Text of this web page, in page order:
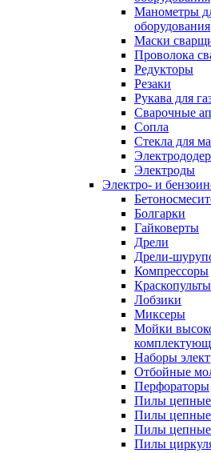
Манометры
оборудования
Маски
Проволока
Редукторы
Резаки
Рукава для
Сварочные
Сопла
Стекла для
Электроды
Электро- и
Болгарки
Гайковерты
Дрели
Дрели-
Компрессоры
Краскопульты
Лобзики
Миксеры
Мойки
Наборы
Отбойные
Перфораторы
Пилы цепные
Пилы цепные
Пилы цепные
Пилы